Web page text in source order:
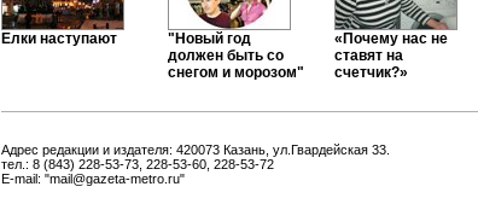
Елки наступают
"Новый год
должен быть со
снегом и морозом"
«Почему нас не
ставят на
счетчик?»
Адрес редакции и издателя: 420073 Казань, ул.Гвардейская 33.
тел.: 8 (843) 228-53-73, 228-53-60, 228-53-72
E-mail: "mail@gazeta-metro.ru"